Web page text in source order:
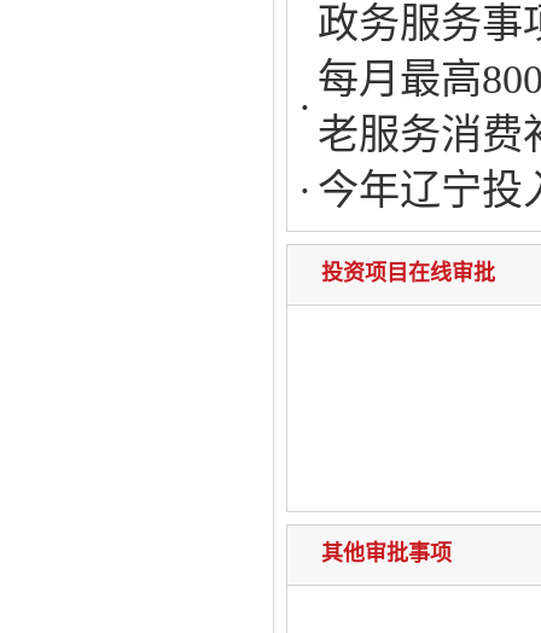
政务服务事
每月最高
老服务消费
今年辽宁投
投资项目在线审批
其他审批事项